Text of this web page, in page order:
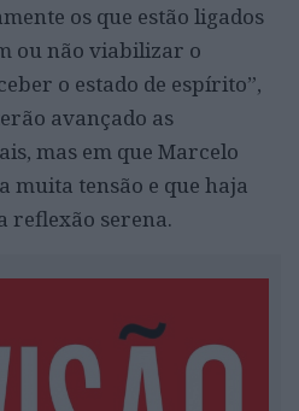
os que estão ligados
ou não viabilizar o
o estado de espírito”,
avançado as
mas em que Marcelo
muita tensão e que haja
reflexão serena.